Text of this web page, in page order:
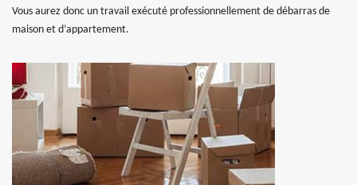
Vous aurez donc un travail exécuté professionnellement de débarras de
maison et d’appartement.